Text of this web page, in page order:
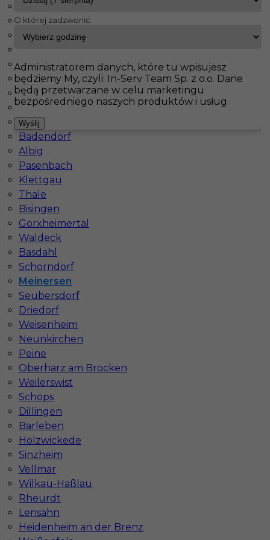
InServ Oferty pracy
Pokaż filtr
Fürstenfeldbruck
Bad Schmiedeberg
Jahnatal
Ecklak
Brieselang
Langerringen
Maintal
Haiterbach
Badendorf
Albig
Pasenbach
Klettgau
Thale
Bisingen
Gorxheimertal
Waldeck
Basdahl
Schorndorf
Meinersen
Seubersdorf
Driedorf
Weisenheim
Neunkirchen
Peine
Oberharz am Brocken
Weilerswist
Schöps
Dillingen
Barleben
Holzwickede
Sinzheim
Vellmar
Wilkau-Haßlau
Rheurdt
Lensahn
Heidenheim an der Brenz
Praca za granicą - elektryk (m/k)
Kategoria Elektryk
Lokalizacja Meinersen
Wymagane języki
Stawka 22 - 23 € / h
1
Znaleziono 1 wyników
Jak znaleźć pracę za granicą?
Czy praca Niemcy na budowie nadal się
opłaca przy obecnych kosztach życia?
O której zadzwonić:
Administratorem danych, które tu wpisujesz
będziemy My, czyli: In-Serv Team Sp. z o.o. Dane
będą przetwarzane w celu marketingu
bezpośredniego naszych produktów i usług.
Wyślij